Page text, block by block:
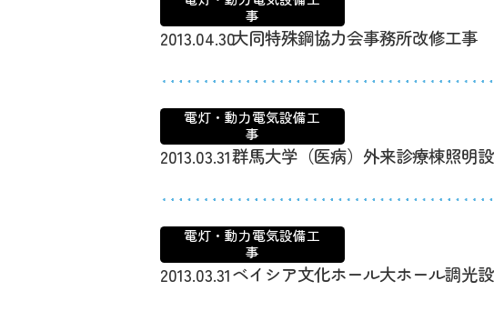
事
2013.04.30大同特殊鋼協力会事務所改修工事
電灯・動力電気設備工
事
2013.03.31群馬大学（医病）外来診療棟照明
電灯・動力電気設備工
事
2013.03.31ベイシア文化ホール大ホール調光